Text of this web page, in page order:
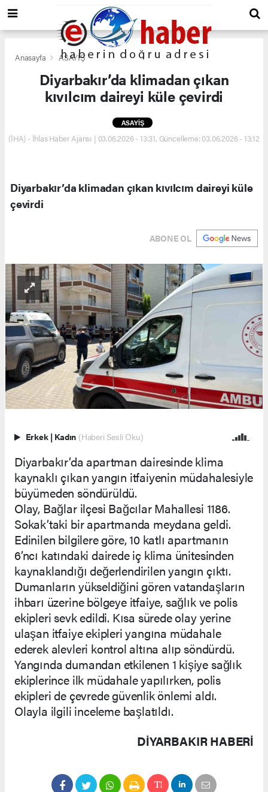
Anasayfa ASAYİŞ
Diyarbakır’da klimadan çıkan
kıvılcım daireyi küle çevirdi
ASAYİŞ
(İHA) - İhlas Haber Ajansı | 03.06.2026 - 13:31, Güncelleme: 03.06.2026 - 13:12
Diyarbakır’da klimadan çıkan kıvılcım daireyi küle
çevirdi
ABONE OL
Erkek | Kadın (Haberi Sesli Oku)
Diyarbakır’da apartman dairesinde klima
kaynaklı çıkan yangın itfaiyenin müdahalesiyle
büyümeden söndürüldü.
Olay, Bağlar ilçesi Bağcılar Mahallesi 1186.
Sokak’taki bir apartmanda meydana geldi.
Edinilen bilgilere göre, 10 katlı apartmanın
6’ncı katındaki dairede iç klima ünitesinden
kaynaklandığı değerlendirilen yangın çıktı.
Dumanların yükseldiğini gören vatandaşların
ihbarı üzerine bölgeye itfaiye, sağlık ve polis
ekipleri sevk edildi. Kısa sürede olay yerine
ulaşan itfaiye ekipleri yangına müdahale
ederek alevleri kontrol altına alıp söndürdü.
Yangında dumandan etkilenen 1 kişiye sağlık
ekiplerince ilk müdahale yapılırken, polis
ekipleri de çevrede güvenlik önlemi aldı.
Olayla ilgili inceleme başlatıldı.
DIYARBAKIR HABERİ